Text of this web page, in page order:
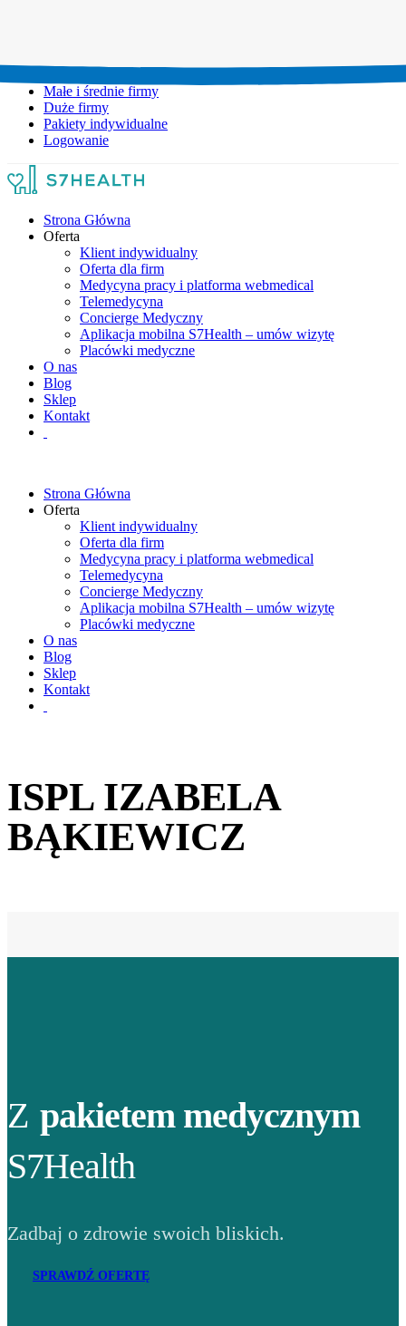
Małe i średnie firmy
Duże firmy
Pakiety indywidualne
Logowanie
Strona Główna
Oferta
Klient indywidualny
Oferta dla firm
Medycyna pracy i platforma webmedical
Telemedycyna
Concierge Medyczny
Aplikacja mobilna S7Health – umów wizytę
Placówki medyczne
O nas
Blog
Sklep
Kontakt
Strona Główna
Oferta
Klient indywidualny
Oferta dla firm
Medycyna pracy i platforma webmedical
Telemedycyna
Concierge Medyczny
Aplikacja mobilna S7Health – umów wizytę
Placówki medyczne
O nas
Blog
Sklep
Kontakt
ISPL IZABELA
BĄKIEWICZ
Z pakietem medycznym
S7Health
Zadbaj o zdrowie swoich bliskich.
SPRAWDŹ OFERTĘ